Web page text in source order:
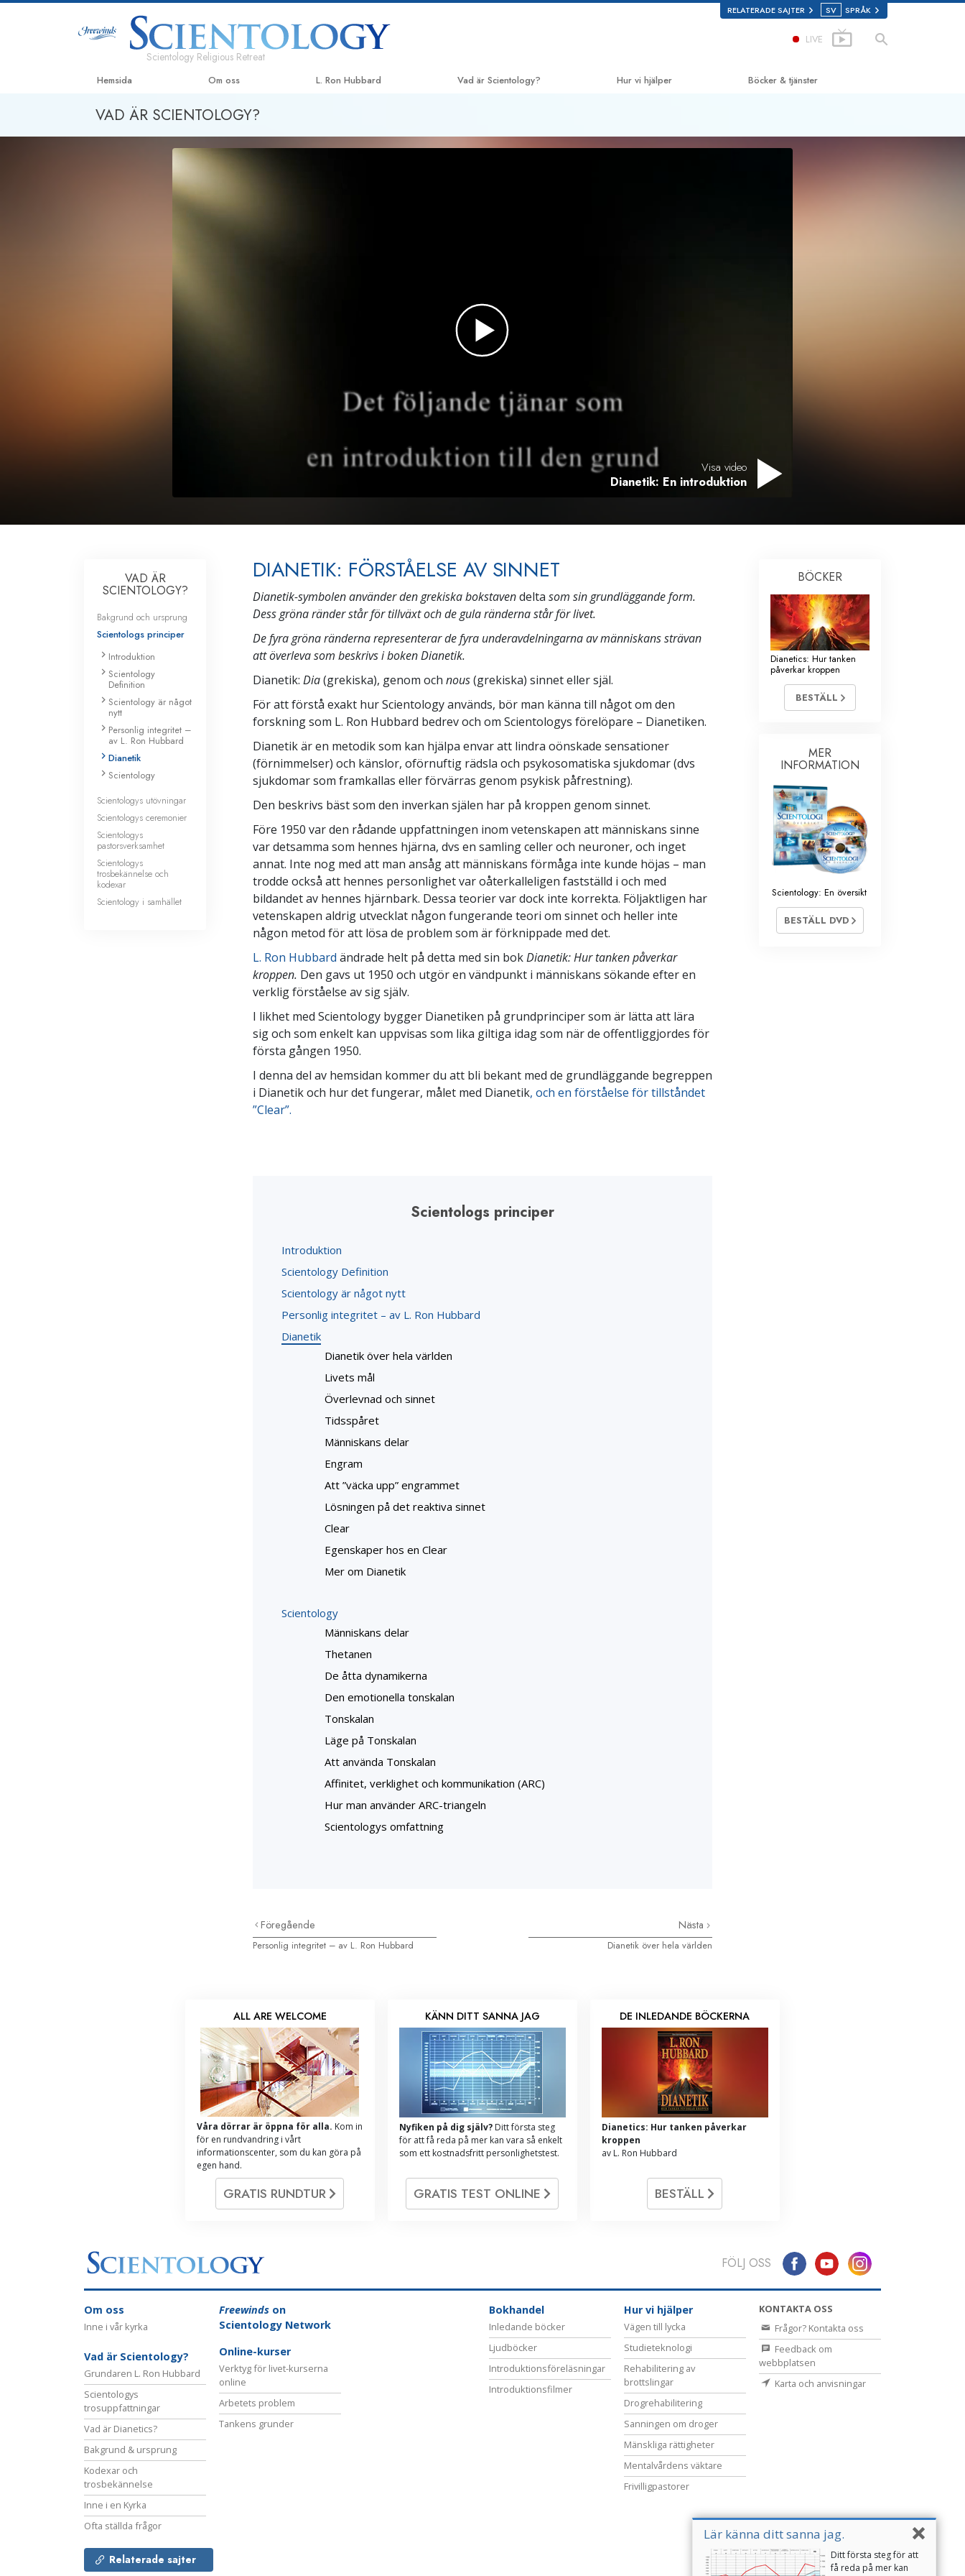
RELATERADE SAJTER SV SPRÅK
Scientology Religious Retreat
LIVE
Hemsida Om oss L. Ron Hubbard Vad är Scientology?
Kärlek och hat –
Vad är storhet?
Hur vi hjälper Böcker & tjänster
VAD ÄR SCIENTOLOGY?
Visa video
Dianetik: En introduktion
DIANETIK: FÖRSTÅELSE AV SINNET
Dianetik-symbolen använder den grekiska bokstavendelta som sin grundläggande form.
Dess gröna ränder står för tillväxt och de gula ränderna står för livet.
De fyra gröna ränderna representerar de fyra underavdelningarna av människans strävan
att överleva som beskrivs i boken Dianetik.
Dianetik: Dia(grekiska), genom och nous(grekiska) sinnet eller själ.
För att förstå exakt hur Scientology används, bör man känna till något om den
forskning som L. Ron Hubbard bedrev och om Scientologys förelöpare – Dianetiken.
Dianetik är en metodik som kan hjälpa envar att lindra oönskade sensationer
(förnimmelser) och känslor, oförnuftig rädsla och psykosomatiska sjukdomar (dvs
sjukdomar som framkallas eller förvärras genom psykisk påfrestning).
Den beskrivs bäst som den inverkan själen har på kroppen genom sinnet.
Före 1950 var den rådande uppfattningen inom vetenskapen att människans sinne
var detsamma som hennes hjärna, dvs en samling celler och neuroner, och inget
annat. Inte nog med att man ansåg att människans förmåga inte kunde höjas – man
trodde också att hennes personlighet var oåterkalleligen fastställd i och med
bildandet av hennes hjärnbark. Dessa teorier var dock inte korrekta. Följaktligen har
vetenskapen aldrig utvecklat någon fungerande teori om sinnet och heller inte
någon metod för att lösa de problem som är förknippade med det.
L. Ron Hubbard ändrade helt på detta med sin bokDianetik: Hur tanken påverkar
kroppen. Den gavs ut 1950 och utgör en vändpunkt i människans sökande efter en
verklig förståelse av sig själv.
I likhet med Scientology bygger Dianetiken på grundprinciper som är lätta att lära
sig och som enkelt kan uppvisas som lika giltiga idag som när de offentliggjordes för
första gången 1950.
I denna del av hemsidan kommer du att bli bekant med de grundläggande begreppen
i Dianetik och hur det fungerar, målet med Dianetik, och en förståelse för tillståndet
”Clear”.
Scientologs principer
Introduktion
Scientology Definition
Scientology är något nytt
Personlig integritet – av L. Ron Hubbard
Dianetik
Dianetik över hela världen
Livets mål
Överlevnad och sinnet
Tidsspåret
Människans delar
Engram
Att ”väcka upp” engrammet
Lösningen på det reaktiva sinnet
Clear
Egenskaper hos en Clear
Mer om Dianetik
Scientology
Människans delar
Thetanen
De åtta dynamikerna
Den emotionella tonskalan
Tonskalan
Läge på Tonskalan
Att använda Tonskalan
Affinitet, verklighet och kommunikation (ARC)
Hur man använder ARC-triangeln
Scientologys omfattning
Föregående
Personlig integritet – av L. Ron Hubbard
Nästa
Dianetik över hela världen
VAD ÄR
SCIENTOLOGY?
Bakgrund och ursprung
Scientologs principer
Introduktion
Scientology
Definition
Scientology är något
nytt
Personlig integritet –
av L. Ron Hubbard
Dianetik
Scientology
Scientologys utövningar
Scientologys ceremonier
Scientologys
pastorsverksamhet
Scientologys
trosbekännelse och
kodexar
Scientology i samhället
BÖCKER
Dianetics: Hur tanken
påverkar kroppen
BESTÄLL
MER
INFORMATION
Scientology: En översikt
BESTÄLL DVD
Lär känna ditt sanna jag.
Ditt första steg för att
få reda på mer kan
ALL ARE WELCOME
Våra dörrar är öppna för alla. Kom in
för en rundvandring i vårt
informationscenter, som du kan göra på
egen hand.
GRATIS RUNDTUR
KÄNN DITT SANNA JAG
Nyfiken på dig själv?Ditt första steg
för att få reda på mer kan vara så enkelt
som ett kostnadsfritt personlighetstest.
GRATIS TEST ONLINE
DE INLEDANDE BÖCKERNA
Dianetics: Hur tanken påverkar
kroppen
av L. Ron Hubbard
BESTÄLL
FÖLJ OSS
Om oss
Inne i vår kyrka
Vad är Scientology?
Grundaren L. Ron Hubbard
Scientologys
trosuppfattningar
Vad är Dianetics?
Bakgrund & ursprung
Kodexar och
trosbekännelse
Inne i en Kyrka
Ofta ställda frågor
Freewinds on
Scientology Network
Online-kurser
Verktyg för livet-kurserna
online
Arbetets problem
Tankens grunder
Bokhandel
Inledande böcker
Ljudböcker
Introduktionsföreläsningar
Introduktionsfilmer
Hur vi hjälper
Vägen till lycka
Studieteknologi
Rehabilitering av
brottslingar
Drogrehabilitering
Sanningen om droger
Mänskliga rättigheter
Mentalvårdens väktare
Frivilligpastorer
KONTAKTA OSS
Frågor? Kontakta oss
Feedback om
webbplatsen
Karta och anvisningar
Relaterade sajter